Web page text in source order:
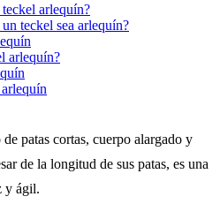
arlequín?
teckel sea arlequín?
arlequín?
de patas cortas, cuerpo alargado y
de la longitud de sus patas, es una
y ágil.